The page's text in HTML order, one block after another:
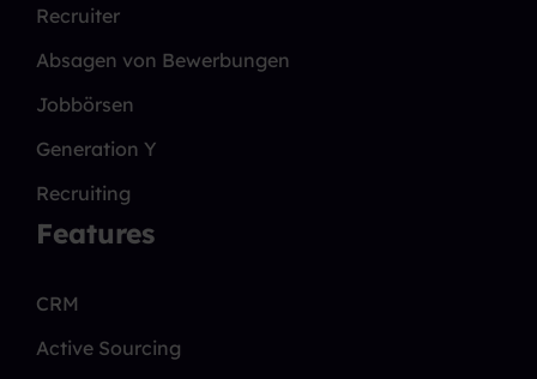
Recruiter
Absagen von Bewerbungen
Jobbörsen
Generation Y
Recruiting
Features
CRM
Active Sourcing